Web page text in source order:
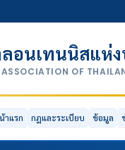
อนเทนนิสแห่
OF
าแรก กฎและระเบียบ ข้อมูล